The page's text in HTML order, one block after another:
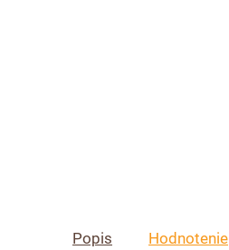
Popis Hodnotenie